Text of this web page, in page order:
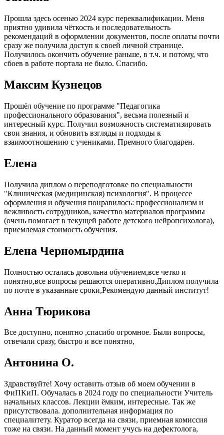
Прошла здесь осенью 2024 курс переквалификации. Меня
приятно удивила чёткость и последовательность
рекомендаций в оформлении документов, после оплаты почти
сразу же получила доступ к своей личной странице.
Получилось окончить обучение раньше, в т.ч. и потому, что
сбоев в работе портала не было. Спасибо.
Максим Кузнецов
Прошёл обучение по программе "Педагогика
профессионального образования", весьма полезный и
интересный курс. Получил возможность систематизировать
свои знания, и обновить взгляды и подходы к
взаимоотношению с учениками. Премного благодарен.
Елена
Получила диплом о переподготовке по специальности
"Клиническая (медицинская) психология". В процессе
оформления и обучения понравилось: профессионализм и
вежливость сотрудников, качество материалов программы
(очень помогает в текущей работе детского нейропсихолога),
приемлемая стоимость обучения.
Елена Черномырдина
Полностью осталась довольна обучением,все четко и
понятно,все вопросы решаются оперативно.Диплом получила
по почте в указанные сроки,Рекомендую данный институт!
Анна Тюрикова
Все доступно, понятно ,спасибо огромное. Были вопросы,
отвечали сразу, быстро и все понятно,
Антонина О.
Здравствуйте! Хочу оставить отзыв об моем обучении в
ФиПКиП. Обучалась в 2024 году по специальности Учитель
начальных классов. Лекции ёмким, интересные. Так же
присутствовала. дополнительная информация по
специалитету. Куратор всегда на связи, приемная комиссия
тоже на связи. На данный момент учусь на дефектолога,